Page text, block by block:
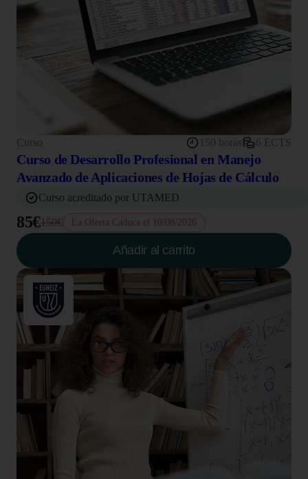
Curso 150 horas 6 ECTS
Curso de Desarrollo Profesional en Manejo
Avanzado de Aplicaciones de Hojas de Cálculo
Curso acreditado por UTAMED
85€150€ La Oferta Caduca el 10/08/2026
Añadir al carrito